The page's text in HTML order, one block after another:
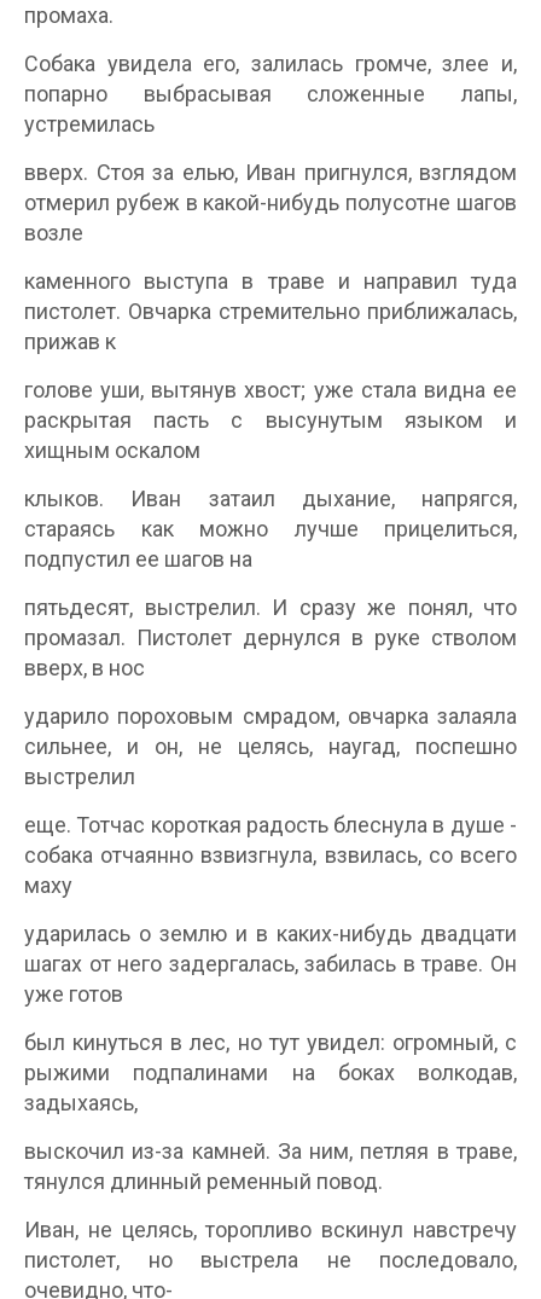
промаха.
Собака увидела его, залилась громче, злее и,
попарно выбрасывая сложенные лапы,
устремилась
вверх. Стоя за елью, Иван пригнулся, взглядом
отмерил рубеж в какой-нибудь полусотне шагов
возле
каменного выступа в траве и направил туда
пистолет. Овчарка стремительно приближалась,
прижав к
голове уши, вытянув хвост; уже стала видна ее
раскрытая пасть с высунутым языком и
хищным оскалом
клыков. Иван затаил дыхание, напрягся,
стараясь как можно лучше прицелиться,
подпустил ее шагов на
пятьдесят, выстрелил. И сразу же понял, что
промазал. Пистолет дернулся в руке стволом
вверх, в нос
ударило пороховым смрадом, овчарка залаяла
сильнее, и он, не целясь, наугад, поспешно
выстрелил
еще. Тотчас короткая радость блеснула в душе -
собака отчаянно взвизгнула, взвилась, со всего
маху
ударилась о землю и в каких-нибудь двадцати
шагах от него задергалась, забилась в траве. Он
уже готов
был кинуться в лес, но тут увидел: огромный, с
рыжими подпалинами на боках волкодав,
задыхаясь,
выскочил из-за камней. За ним, петляя в траве,
тянулся длинный ременный повод.
Иван, не целясь, торопливо вскинул навстречу
пистолет, но выстрела не последовало,
очевидно, что-